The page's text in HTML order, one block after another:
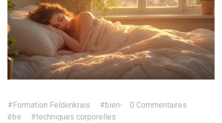
#Formation Feldenkrais
#bien-
être
#techniques corporelles
0 Commentaires